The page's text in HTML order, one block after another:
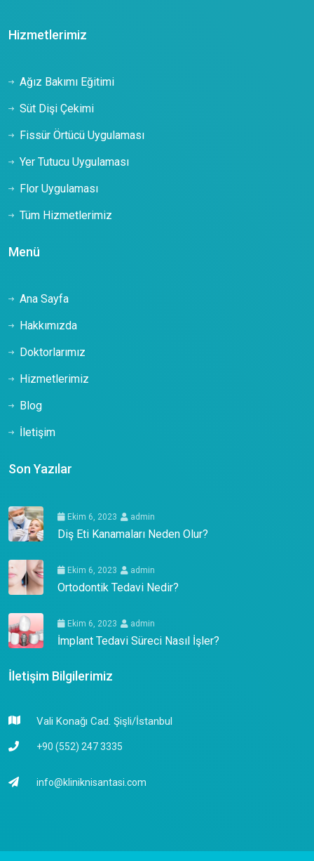
Hizmetlerimiz
Ağız Bakımı Eğitimi
Süt Dişi Çekimi
Fissür Örtücü Uygulaması
Yer Tutucu Uygulaması
Flor Uygulaması
Tüm Hizmetlerimiz
Menü
Ana Sayfa
Hakkımızda
Doktorlarımız
Hizmetlerimiz
Blog
İletişim
Son Yazılar
Ekim 6, 2023 admin
Diş Eti Kanamaları Neden Olur?
Ekim 6, 2023 admin
Ortodontik Tedavi Nedir?
Ekim 6, 2023 admin
İmplant Tedavi Süreci Nasıl İşler?
İletişim Bilgilerimiz
Vali Konağı Cad. Şişli/İstanbul
+90 (552) 247 3335
info@kliniknisantasi.com